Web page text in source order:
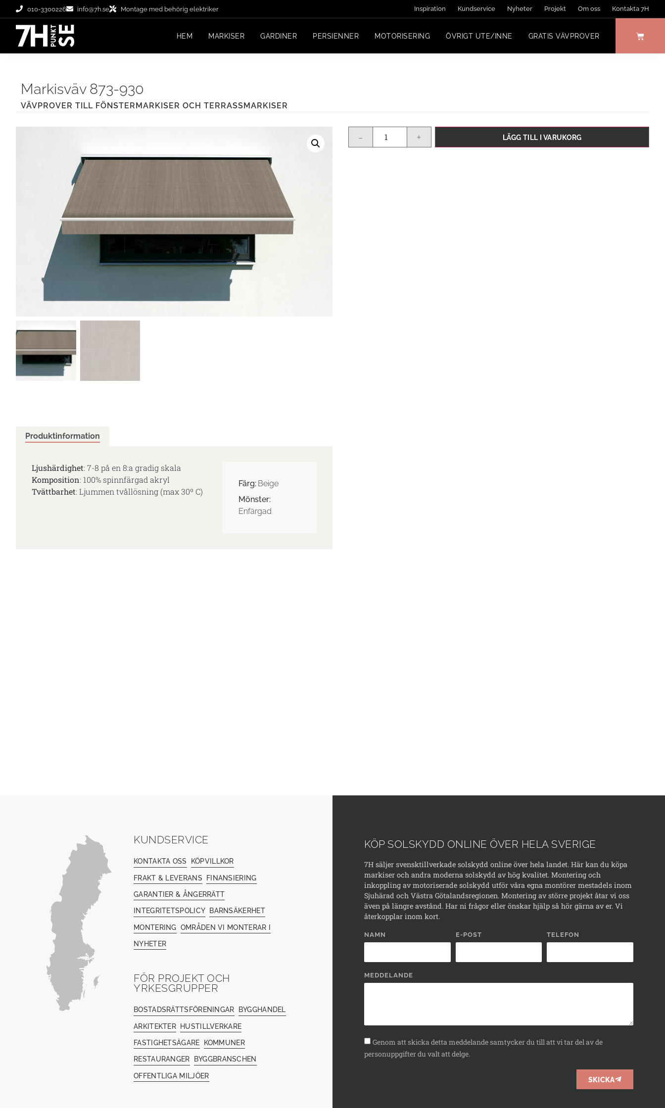
010-3300226 info@7h.se Montage med behörig elektriker Inspiration Kundservice Nyheter Projekt Om oss Kontakta 7H
HEM MARKISER GARDINER PERSIENNER MOTORISERING ÖVRIGT UTE/INNE GRATIS VÄVPROVER
Markisväv 873-930
VÄVPROVER TILL FÖNSTERMARKISER OCH TERRASSMARKISER
Produktinformation
Ljushärdighet: 7-8 på en 8:a gradig skala
Komposition: 100% spinnfärgad akryl
Tvättbarhet: Ljummen tvållösning (max 30º C)
Färg: Beige
Mönster:
Enfärgad
- + LÄGG TILL I VARUKORG
KUNDSERVICE
KONTAKTA OSS
KÖPVILLKOR
FRAKT & LEVERANS FINANSIERING
GARANTIER & ÅNGERRÄTT
INTEGRITETSPOLICY BARNSÄKERHET
MONTERING OMRÅDEN VI MONTERAR I
NYHETER
FÖR PROJEKT OCH
YRKESGRUPPER
BOSTADSRÄTTSFÖRENINGAR BYGGHANDEL
ARKITEKTER HUSTILLVERKARE
FASTIGHETSÄGARE KOMMUNER
RESTAURANGER BYGGBRANSCHEN
OFFENTLIGA MILJÖER
KÖP SOLSKYDD ONLINE ÖVER HELA SVERIGE
7H säljer svensktillverkade solskydd online över hela landet. Här kan du köpa
markiser och andra moderna solskydd av hög kvalitet. Montering och
inkoppling av motoriserade solskydd utför våra egna montörer mestadels inom
Sjuhärad och Västra Götalandsregionen. Montering av större projekt åtar vi oss
även på längre avstånd. Har ni frågor eller önskar hjälp så hör gärna av er. Vi
återkopplar inom kort.
NAMN E-POST TELEFON
MEDDELANDE
Genom att skicka detta meddelande samtycker du till att vi tar del av de
personuppgifter du valt att delge.
SKICKA